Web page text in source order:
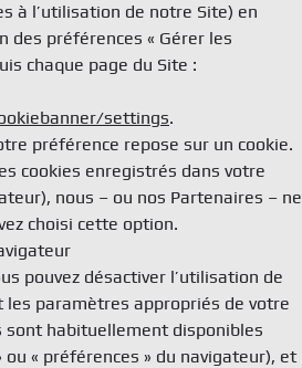
à l’utilisation de notre Site) en
des préférences « Gérer les
chaque page du Site :
settings.
préférence repose sur un cookie.
cookies enregistrés dans votre
nous – ou nos Partenaires – ne
choisi cette option.
pouvez désactiver l’utilisation de
les paramètres appropriés de votre
sont habituellement disponibles
ou « préférences » du navigateur), et